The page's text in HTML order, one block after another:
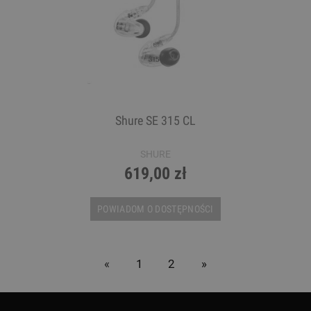
Shure SE 315 CL
SHURE
619,00 zł
POWIADOM O DOSTĘPNOŚCI
« 1 2 »